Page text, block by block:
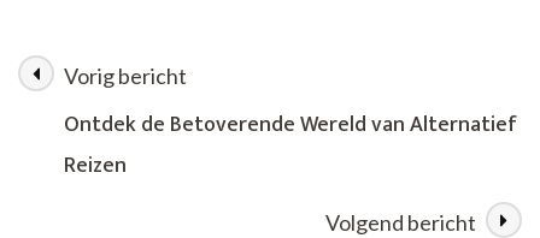
Jezelf
Berichtnavigatie
Vorig bericht
Ontdek de Betoverende Wereld van Alternatief
Reizen
Volgend bericht